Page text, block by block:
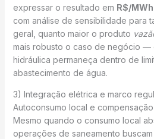
expressar o resultado em R$/
com análise de sensibilidade para
geral, quanto maior o produto
mais robusto o caso de negócio
hidráulica permaneça dentro de
abastecimento de água.
3) Integração elétrica e marco
Autoconsumo local e compensação
Mesmo quando o consumo local
operações de saneamento